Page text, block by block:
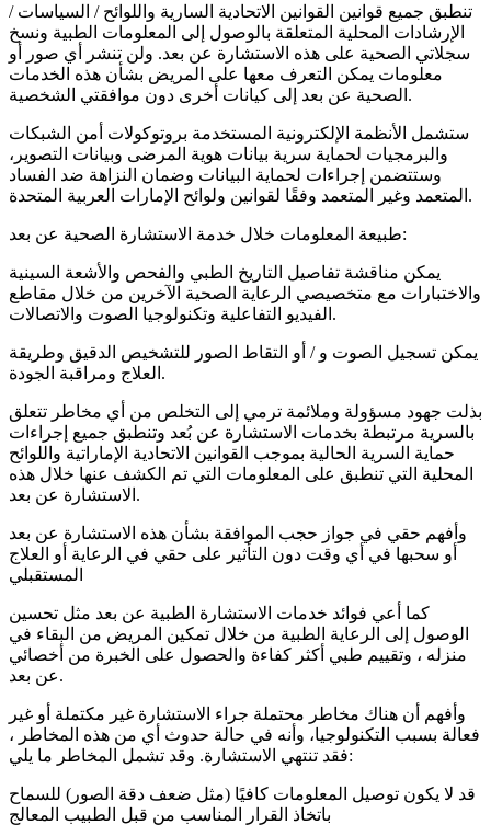
تنطبق جميع قوانين القوانين الاتحادية السارية واللوائح / السياسات /
الإرشادات المحلية المتعلقة بالوصول إلى المعلومات الطبية ونسخ
سجلاتي الصحية على هذه الاستشارة عن بعد. ولن تنشر أي صور أو
معلومات يمكن التعرف معها على المريض بشأن هذه الخدمات
الصحية عن بعد إلى كيانات أخرى دون موافقتي الشخصية.
ستشمل الأنظمة الإلكترونية المستخدمة بروتوكولات أمن الشبكات
والبرمجيات لحماية سرية بيانات هوية المرضى وبيانات التصوير،
وستتضمن إجراءات لحماية البيانات وضمان النزاهة ضد الفساد
المتعمد وغير المتعمد وفقًا لقوانين ولوائح الإمارات العربية المتحدة.
طبيعة المعلومات خلال خدمة الاستشارة الصحية عن بعد:
يمكن مناقشة تفاصيل التاريخ الطبي والفحص والأشعة السينية
والاختبارات مع متخصيصي الرعاية الصحية الآخرين من خلال مقاطع
الفيديو التفاعلية وتكنولوجيا الصوت والاتصالات.
يمكن تسجيل الصوت و / أو التقاط الصور للتشخيص الدقيق وطريقة
العلاج ومراقبة الجودة.
بذلت جهود مسؤولة وملائمة ترمي إلى التخلص من أي مخاطر تتعلق
بالسرية مرتبطة بخدمات الاستشارة عن بُعد وتنطبق جميع إجراءات
حماية السرية الحالية بموجب القوانين الاتحادية الإماراتية واللوائح
المحلية التي تنطبق على المعلومات التي تم الكشف عنها خلال هذه
الاستشارة عن بعد.
وأفهم حقي في جواز حجب الموافقة بشأن هذه الاستشارة عن بعد
أو سحبها في أي وقت دون التأثير على حقي في الرعاية أو العلاج
المستقبلي
كما أعي فوائد خدمات الاستشارة الطبية عن بعد مثل تحسين
الوصول إلى الرعاية الطبية من خلال تمكين المريض من البقاء في
منزله ، وتقييم طبي أكثر كفاءة والحصول على الخبرة من أخصائي
عن بعد.
وأفهم أن هناك مخاطر محتملة جراء الاستشارة غير مكتملة أو غير
فعالة بسبب التكنولوجيا، وأنه في حالة حدوث أي من هذه المخاطر ،
فقد تنتهي الاستشارة. وقد تشمل المخاطر ما يلي:
قد لا يكون توصيل المعلومات كافيًا (مثل ضعف دقة الصور) للسماح
باتخاذ القرار المناسب من قبل الطبيب المعالج